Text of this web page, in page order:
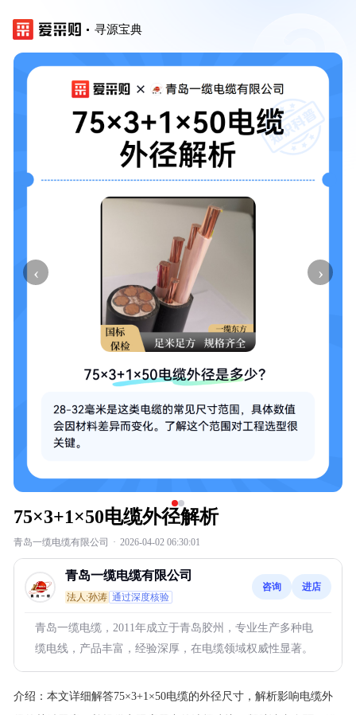
寻源宝典
‹ ›
75×3+1×50电缆外径解析
青岛一缆电缆有限公司 · 2026-04-02 06:30:01
青岛一缆电缆有限公司
法人:孙涛 通过深度核验
咨询 进店
青岛一缆电缆，2011年成立于青岛胶州，专业生产多种电
缆电线，产品丰富，经验深厚，在电缆领域权威性显著。
介绍： 本文详细解答75×3+1×50电缆的外径尺寸，解析影响电缆外